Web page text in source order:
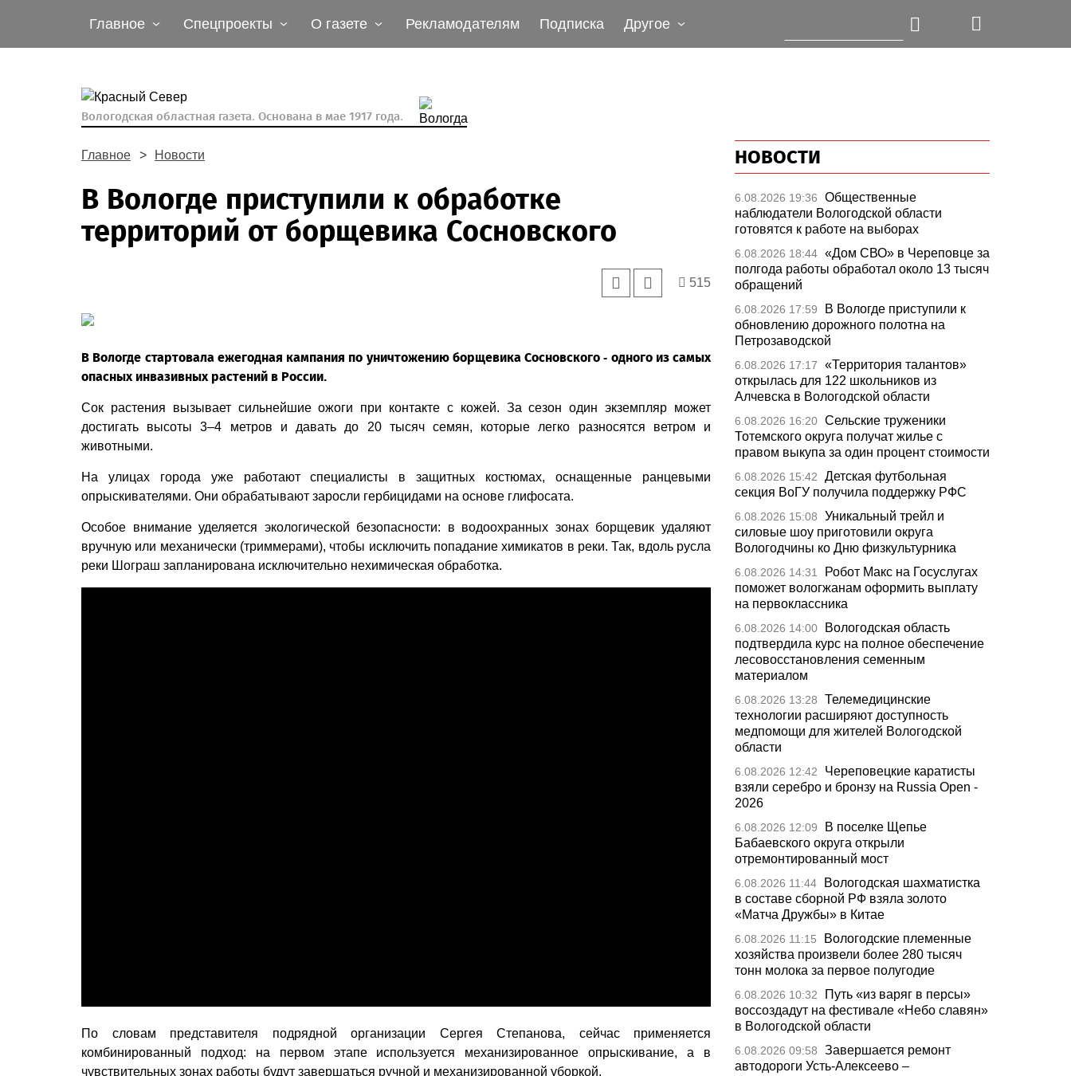
Главное Спецпроекты О газете Рекламодателям Подписка Другое
Вологодская областная газета. Основана в мае 1917 года.
Главное Новости
В Вологде приступили к обработке
территорий от борщевика Сосновского
515
В Вологде стартовала ежегодная кампания по уничтожению борщевика Сосновского - одного из самых
опасных инвазивных растений в России.
Сок растения вызывает сильнейшие ожоги при контакте с кожей. За сезон один экземпляр может
достигать высоты 3–4 метров и давать до 20 тысяч семян, которые легко разносятся ветром и
животными.
На улицах города уже работают специалисты в защитных костюмах, оснащенные ранцевыми
опрыскивателями. Они обрабатывают заросли гербицидами на основе глифосата.
Особое внимание уделяется экологической безопасности: в водоохранных зонах борщевик удаляют
вручную или механически (триммерами), чтобы исключить попадание химикатов в реки. Так, вдоль русла
реки Шограш запланирована исключительно нехимическая обработка.
По словам представителя подрядной организации Сергея Степанова, сейчас применяется
комбинированный подход: на первом этапе используется механизированное опрыскивание, а в
чувствительных зонах работы будут завершаться ручной и механизированной уборкой.
НОВОСТИ
6.08.2026 19:36
Общественные
наблюдатели Вологодской области
готовятся к работе на выборах
6.08.2026 18:44 «Дом СВО» в Череповце за
полгода работы обработал около 13 тысяч
обращений
6.08.2026 17:59
В Вологде приступили к
обновлению дорожного полотна на
Петрозаводской
6.08.2026 17:17
«Территория талантов»
открылась для 122 школьников из
Алчевска в Вологодской области
6.08.2026 16:20 Сельские труженики
Тотемского округа получат жилье с
правом выкупа за один процент стоимости
6.08.2026 15:42
Детская футбольная
секция ВоГУ получила поддержку РФС
6.08.2026 15:08
Уникальный трейл и
силовые шоу приготовили округа
Вологодчины ко Дню физкультурника
6.08.2026 14:31
Робот Макс на Госуслугах
поможет вологжанам оформить выплату
на первоклассника
6.08.2026 14:00
Вологодская область
подтвердила курс на полное обеспечение
лесовосстановления семенным
материалом
6.08.2026 13:28
Телемедицинские
технологии расширяют доступность
медпомощи для жителей Вологодской
области
6.08.2026 12:42
Череповецкие каратисты
взяли серебро и бронзу на Russia Open -
2026
6.08.2026 12:09
В поселке Щепье
Бабаевского округа открыли
отремонтированный мост
6.08.2026 11:44
Вологодская шахматистка
в составе сборной РФ взяла золото
«Матча Дружбы» в Китае
6.08.2026 11:15
Вологодские племенные
хозяйства произвели более 280 тысяч
тонн молока за первое полугодие
6.08.2026 10:32
Путь «из варяг в персы»
воссоздадут на фестивале «Небо славян»
в Вологодской области
6.08.2026 09:58
Завершается ремонт
автодороги Усть-Алексеево –